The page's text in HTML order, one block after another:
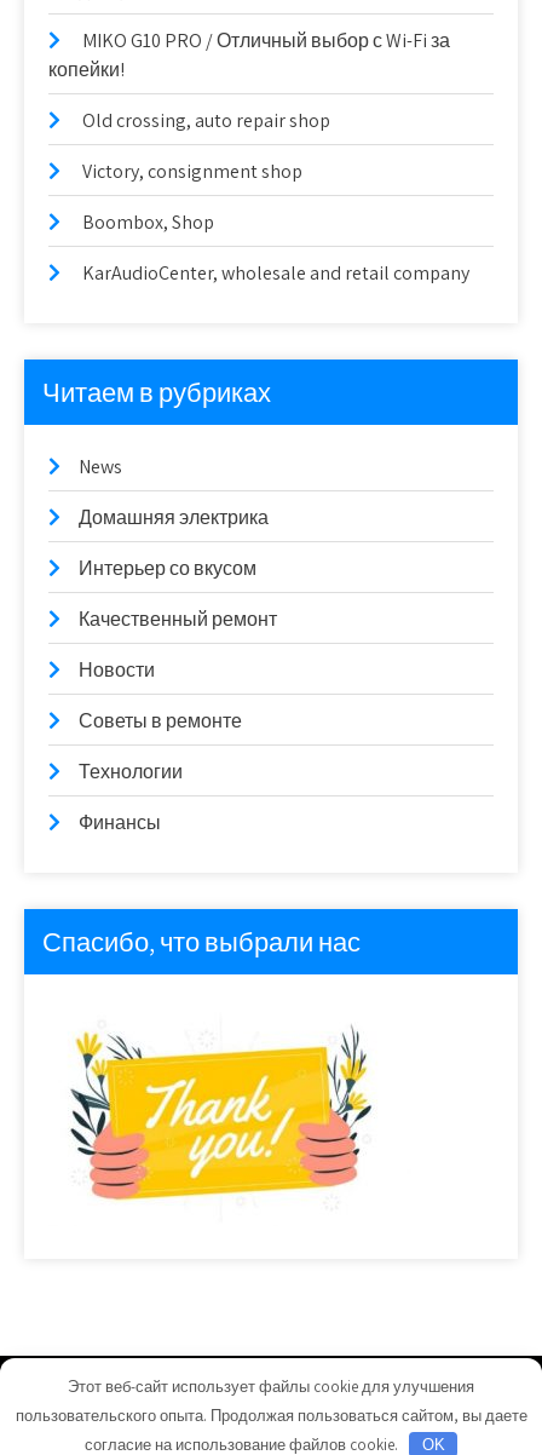
MIKO G10 PRO / Отличный выбор с Wi-Fi за
копейки!
Old crossing, auto repair shop
Victory, consignment shop
Boombox, Shop
KarAudioCenter, wholesale and retail company
Читаем в рубриках
News
Домашняя электрика
Интерьер со вкусом
Качественный ремонт
Новости
Советы в ремонте
Технологии
Финансы
Спасибо, что выбрали нас
homeuyut.ru - Работает на WordPress
Тема от Grace Themes
Этот веб-сайт использует файлы cookie для улучшения
пользовательского опыта. Продолжая пользоваться сайтом, вы даете
согласие на использование файлов cookie.
OK